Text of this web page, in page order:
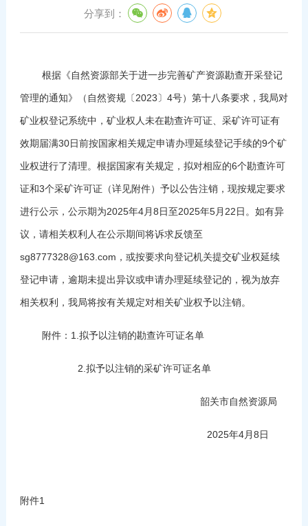
分享到：
根据《自然资源部关于进一步完善矿产资源勘查开采登记
管理的通知》（自然资规〔2023〕4号）第十八条要求，我局对
矿业权登记系统中，矿业权人未在勘查许可证、采矿许可证有
效期届满30日前按国家相关规定申请办理延续登记手续的9个矿
业权进行了清理。根据国家有关规定，拟对相应的6个勘查许可
证和3个采矿许可证（详见附件）予以公告注销，现按规定要求
进行公示，公示期为2025年4月8日至2025年5月22日。如有异
议，请相关权利人在公示期间将诉求反馈至
sg8777328@163.com，或按要求向登记机关提交矿业权延续
登记申请，逾期未提出异议或申请办理延续登记的，视为放弃
相关权利，我局将按有关规定对相关矿业权予以注销。
附件：1.拟予以注销的勘查许可证名单
2.拟予以注销的采矿许可证名单
韶关市自然资源局
2025年4月8日
附件1